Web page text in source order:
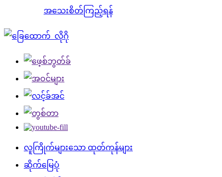
အသေးစိတ်ကြည့်ရန်
လူကြိုက်များသော ထုတ်ကုန်များ
ဆိုက်မြေပုံ